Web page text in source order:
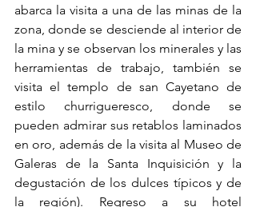
abarca la visita a una de las minas de la
zona, donde se desciende al interior de
la mina y se observan los minerales y las
herramientas de trabajo, también se
visita el templo de san Cayetano de
estilo churrigueresco, donde se
pueden admirar sus retablos laminados
en oro, además de la visita al Museo de
Galeras de la Santa Inquisición y la
degustación de los dulces típicos y de
la región). Regreso a su hotel